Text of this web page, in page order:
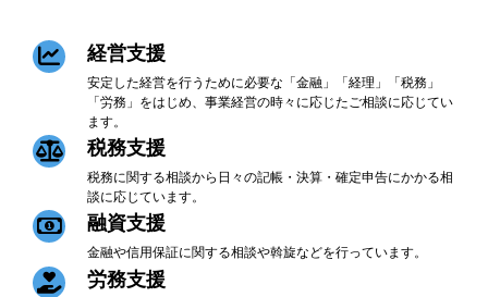
経営支援
安定した経営を行うために必要な「金融」「経理」「税務」
「労務」をはじめ、事業経営の時々に応じたご相談に応じてい
ます。
税務支援
税務に関する相談から日々の記帳・決算・確定申告にかかる相
談に応じています。
融資支援
金融や信用保証に関する相談や斡旋などを行っています。
労務支援